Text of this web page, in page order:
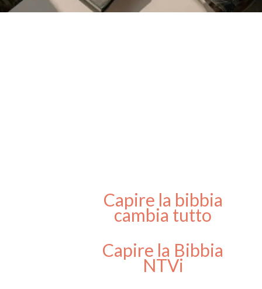
Capire la bibbia
cambia tutto
Capire la Bibbia
NTVi